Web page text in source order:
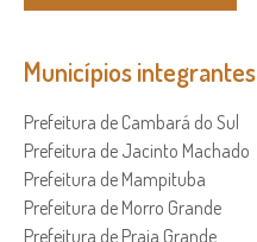
Municípios integrantes
Prefeitura de Cambará do Sul
Prefeitura de Jacinto Machado
Prefeitura de Mampituba
Prefeitura de Morro Grande
Prefeitura de Praia Grande